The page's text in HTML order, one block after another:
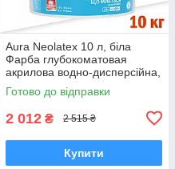
Aura Neolatex 10 л, біла
Фарба глубокоматовая
акрилова водно-дисперсійна,
тонується
Готово до відправки
2 012 ₴ 2 515 ₴
Купити